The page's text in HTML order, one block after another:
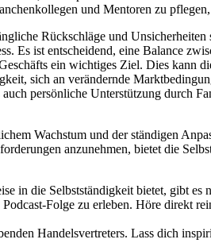
und Mentoren zu
Rückschläge und
Es ist entscheidend, eine Balance
ein wichtiges Ziel. Dies
sich an verändernde
persönliche Unterstützung durch
Wachstum und der ständigen
anzunehmen, bietet die
in die Selbstständigkeit bietet, gibt
Folge zu erleben. Höre direkt
Handelsvertreters. Lass dich